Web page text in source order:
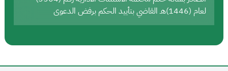
لعام (1446)هـ القاضي بتأييد الحكم برفض الدعوى